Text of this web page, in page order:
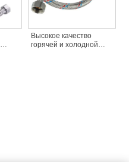
Высокое качество
горячей и холодной